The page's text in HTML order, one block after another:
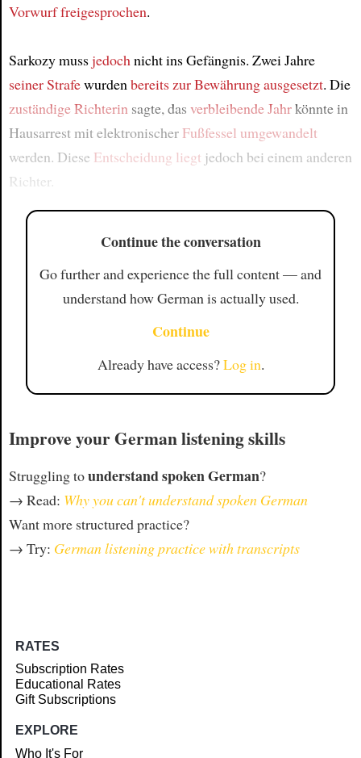
Vorwurffreigesprochen.
Sarkozy mussjedoch nicht ins Gefängnis. Zwei Jahre
seiner Strafewurden bereits zur Bewährung ausgesetzt. Die
zuständige Richterin sagte, das verbleibende Jahrkönnte in
Hausarrest mit elektronischerFußfessel umgewandelt
werden. Diese Entscheidung liegt jedoch bei einem anderen
Richter.
Continue the conversation
Go further and experience the full content — and
understand how German is actually used.
Continue
Already have access?Log in.
Improve your German listening skills
Struggling tounderstand spoken German?
→ Read: Why you can't understand spoken German
Want more structured practice?
→ Try: German listening practice with transcripts
RATES
Subscription Rates
Educational Rates
Gift Subscriptions
EXPLORE
Who It's For